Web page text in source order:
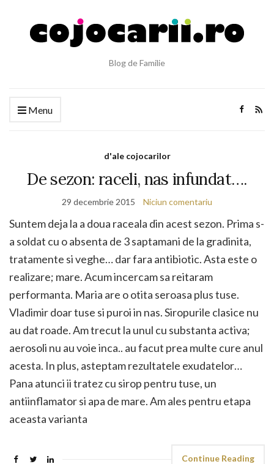
Blog de Familie
Menu
d'ale cojocarilor
De sezon: raceli, nas infundat….
29 decembrie 2015 Niciun comentariu
Suntem deja la a doua raceala din acest sezon. Prima s-
a soldat cu o absenta de 3 saptamani de la gradinita,
tratamente si veghe… dar fara antibiotic. Asta este o
realizare; mare. Acum incercam sa reitaram
performanta. Maria are o otita seroasa plus tuse.
Vladimir doar tuse si puroi in nas. Siropurile clasice nu
au dat roade. Am trecut la unul cu substanta activa;
aerosoli nu au voie inca.. au facut prea multe cure anul
acesta. In plus, asteptam rezultatele exudatelor…
Pana atunci ii tratez cu sirop pentru tuse, un
antiinflamator si apa de mare. Am ales pentru etapa
aceasta varianta
Continue Reading